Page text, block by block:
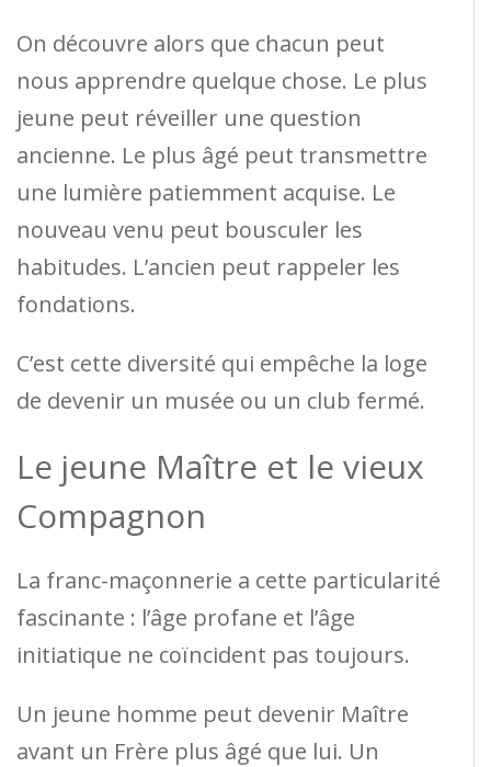
On découvre alors que chacun peut
nous apprendre quelque chose. Le plus
jeune peut réveiller une question
ancienne. Le plus âgé peut transmettre
une lumière patiemment acquise. Le
nouveau venu peut bousculer les
habitudes. L’ancien peut rappeler les
fondations.
C’est cette diversité qui empêche la loge
de devenir un musée ou un club fermé.
Le jeune Maître et le vieux
Compagnon
La franc-maçonnerie a cette particularité
fascinante : l’âge profane et l’âge
initiatique ne coïncident pas toujours.
Un jeune homme peut devenir Maître
avant un Frère plus âgé que lui. Un